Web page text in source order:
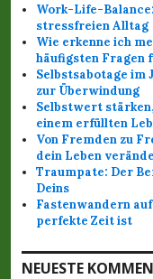
Work-Life-
stressfreien Alltag
Wie erkenne ich
häufigsten Fragen
Selbstsabotage im
zur Überwindung
Selbstwert
einem erfüllten
Von Fremden zu
dein Leben
Traumpate: Der
Deins
Fastenwandern
perfekte Zeit ist
NEUESTE